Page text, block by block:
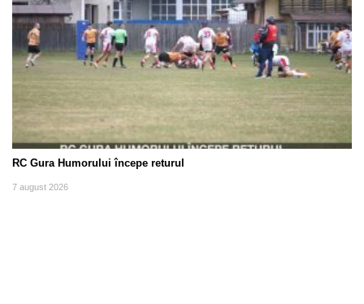
RC Gura Humorului începe returul
7 august 2026